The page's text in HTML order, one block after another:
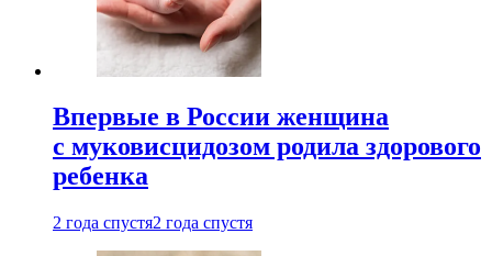
Впервые в России женщина
с муковисцидозом родила здорового
ребенка
2 года спустя2 года спустя